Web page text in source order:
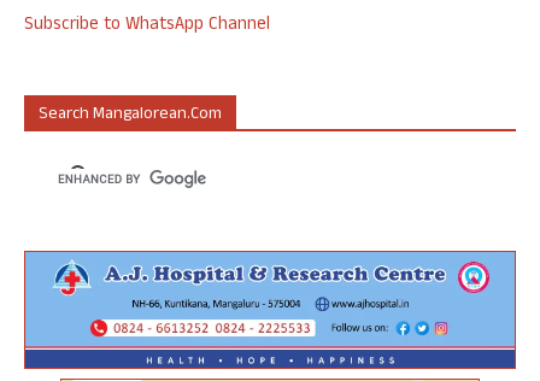
Subscribe to WhatsApp Channel
Search Mangalorean.com